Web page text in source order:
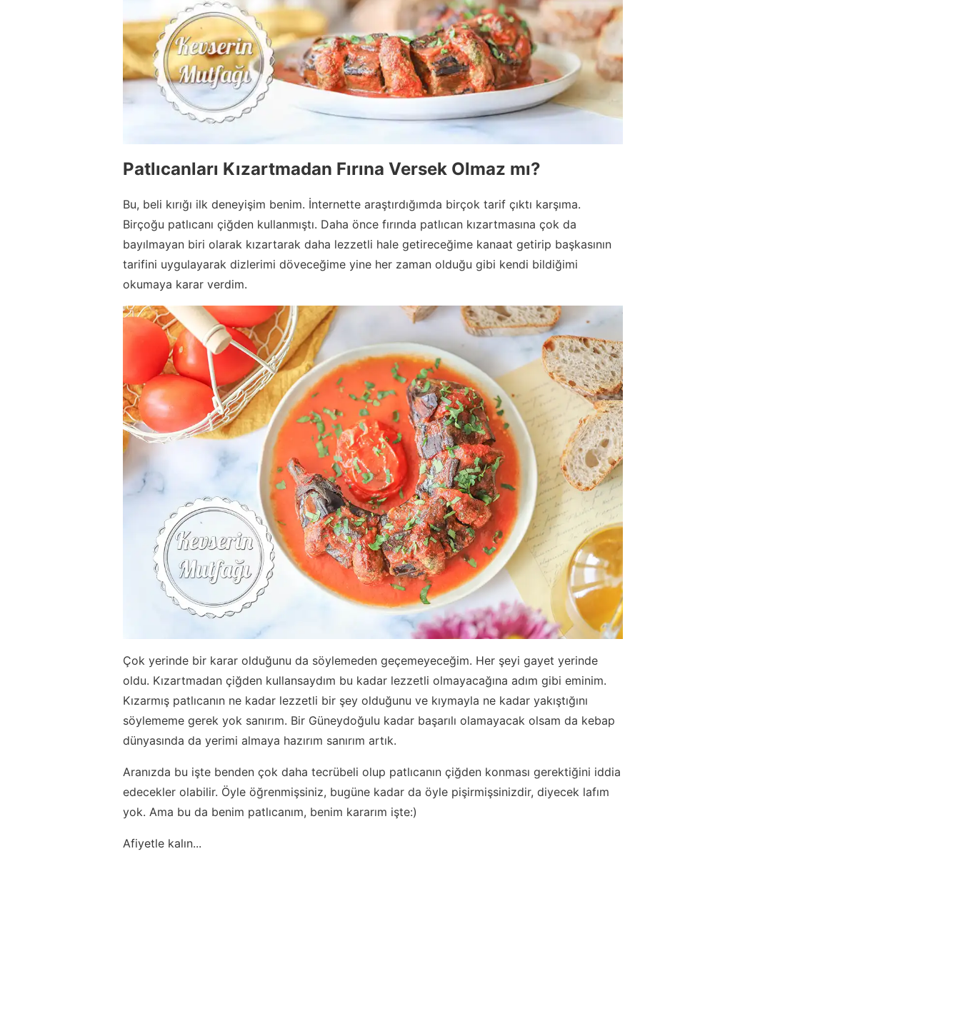
Patlıcanları Kızartmadan Fırına Versek Olmaz mı?
Bu, beli kırığı ilk deneyişim benim. İnternette araştırdığımda birçok tarif çıktı karşıma.
Birçoğu patlıcanı çiğden kullanmıştı. Daha önce fırında patlıcan kızartmasına çok da
bayılmayan biri olarak kızartarak daha lezzetli hale getireceğime kanaat getirip başkasının
tarifini uygulayarak dizlerimi döveceğime yine her zaman olduğu gibi kendi bildiğimi
okumaya karar verdim.
Çok yerinde bir karar olduğunu da söylemeden geçemeyeceğim. Her şeyi gayet yerinde
oldu. Kızartmadan çiğden kullansaydım bu kadar lezzetli olmayacağına adım gibi eminim.
Kızarmış patlıcanın ne kadar lezzetli bir şey olduğunu ve kıymayla ne kadar yakıştığını
söylememe gerek yok sanırım. Bir Güneydoğulu kadar başarılı olamayacak olsam da kebap
dünyasında da yerimi almaya hazırım sanırım artık.
Aranızda bu işte benden çok daha tecrübeli olup patlıcanın çiğden konması gerektiğini iddia
edecekler olabilir. Öyle öğrenmişsiniz, bugüne kadar da öyle pişirmişsinizdir, diyecek lafım
yok. Ama bu da benim patlıcanım, benim kararım işte:)
Afiyetle kalın...